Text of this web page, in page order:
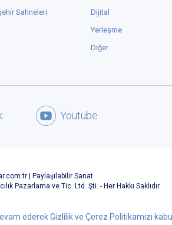
ederek Gizlilik ve Çerez Politikamızı
Sahneleri
Dijital
Yerleşme
Diğer
Youtube
| Paylaşılabilir Sanat
Pazarlama ve Tic. Ltd. Şti. - Her Hakkı Saklıdır.